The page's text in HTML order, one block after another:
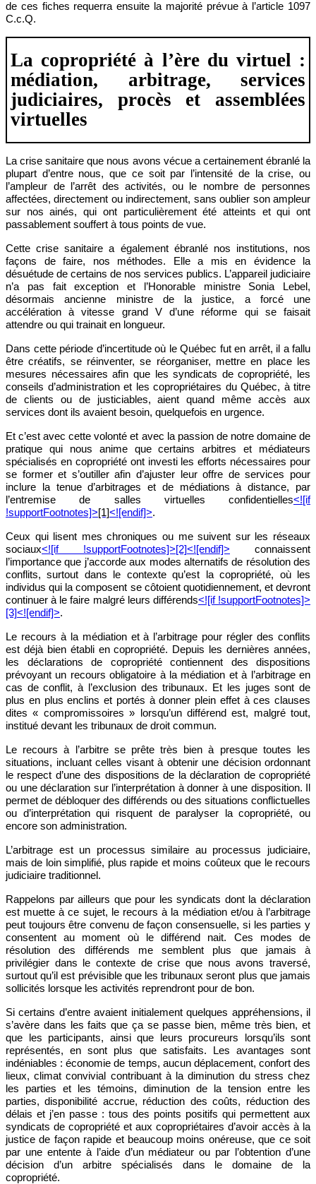
de ces fiches requerra ensuite la majorité prévue à l’article 1097
C.c.Q.
La copropriété à l’ère du virtuel :
médiation, arbitrage, services
judiciaires, procès et assemblées
virtuelles
La crise sanitaire que nous avons vécue a certainement ébranlé la
plupart d’entre nous, que ce soit par l’intensité de la crise, ou
l’ampleur de l’arrêt des activités, ou le nombre de personnes
affectées, directement ou indirectement, sans oublier son ampleur
sur nos ainés, qui ont particulièrement été atteints et qui ont
passablement souffert à tous points de vue.
Cette crise sanitaire a également ébranlé nos institutions, nos
façons de faire, nos méthodes. Elle a mis en évidence la
désuétude de certains de nos services publics. L’appareil judiciaire
n’a pas fait exception et l’Honorable ministre Sonia Lebel,
désormais ancienne ministre de la justice, a forcé une
accélération à vitesse grand V d’une réforme qui se faisait
attendre ou qui trainait en longueur.
Dans cette période d’incertitude où le Québec fut en arrêt, il a fallu
être créatifs, se réinventer, se réorganiser, mettre en place les
mesures nécessaires afin que les syndicats de copropriété, les
conseils d’administration et les copropriétaires du Québec, à titre
de clients ou de justiciables, aient quand même accès aux
services dont ils avaient besoin, quelquefois en urgence.
Et c’est avec cette volonté et avec la passion de notre domaine de
pratique qui nous anime que certains arbitres et médiateurs
spécialisés en copropriété ont investi les efforts nécessaires pour
se former et s’outiller afin d’ajuster leur offre de services pour
inclure la tenue d’arbitrages et de médiations à distance, par
l’entremise de salles virtuelles confidentielles<![if
!supportFootnotes]>[1]<![endif]>.
Ceux qui lisent mes chroniques ou me suivent sur les réseaux
sociaux<![if !supportFootnotes]>[2]<![endif]> connaissent
l’importance que j’accorde aux modes alternatifs de résolution des
conflits, surtout dans le contexte qu’est la copropriété, où les
individus qui la composent se côtoient quotidiennement, et devront
continuer à le faire malgré leurs différends<![if !supportFootnotes]>
[3]<![endif]>.
Le recours à la médiation et à l’arbitrage pour régler des conflits
est déjà bien établi en copropriété. Depuis les dernières années,
les déclarations de copropriété contiennent des dispositions
prévoyant un recours obligatoire à la médiation et à l’arbitrage en
cas de conflit, à l’exclusion des tribunaux. Et les juges sont de
plus en plus enclins et portés à donner plein effet à ces clauses
dites « compromissoires » lorsqu’un différend est, malgré tout,
institué devant les tribunaux de droit commun.
Le recours à l’arbitre se prête très bien à presque toutes les
situations, incluant celles visant à obtenir une décision ordonnant
le respect d’une des dispositions de la déclaration de copropriété
ou une déclaration sur l’interprétation à donner à une disposition. Il
permet de débloquer des différends ou des situations conflictuelles
ou d’interprétation qui risquent de paralyser la copropriété, ou
encore son administration.
L’arbitrage est un processus similaire au processus judiciaire,
mais de loin simplifié, plus rapide et moins coûteux que le recours
judiciaire traditionnel.
Rappelons par ailleurs que pour les syndicats dont la déclaration
est muette à ce sujet, le recours à la médiation et/ou à l’arbitrage
peut toujours être convenu de façon consensuelle, si les parties y
consentent au moment où le différend nait. Ces modes de
résolution des différends me semblent plus que jamais à
privilégier dans le contexte de crise que nous avons traversé,
surtout qu’il est prévisible que les tribunaux seront plus que jamais
sollicités lorsque les activités reprendront pour de bon.
Si certains d’entre avaient initialement quelques appréhensions, il
s’avère dans les faits que ça se passe bien, même très bien, et
que les participants, ainsi que leurs procureurs lorsqu’ils sont
représentés, en sont plus que satisfaits. Les avantages sont
indéniables : économie de temps, aucun déplacement, confort des
lieux, climat convivial contribuant à la diminution du stress chez
les parties et les témoins, diminution de la tension entre les
parties, disponibilité accrue, réduction des coûts, réduction des
délais et j’en passe : tous des points positifs qui permettent aux
syndicats de copropriété et aux copropriétaires d’avoir accès à la
justice de façon rapide et beaucoup moins onéreuse, que ce soit
par une entente à l’aide d’un médiateur ou par l’obtention d’une
décision d’un arbitre spécialisés dans le domaine de la
copropriété.